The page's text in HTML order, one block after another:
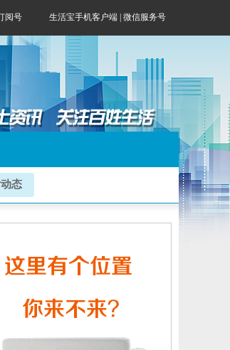
阅号 生活宝手机客户端 | 微信服务号
态